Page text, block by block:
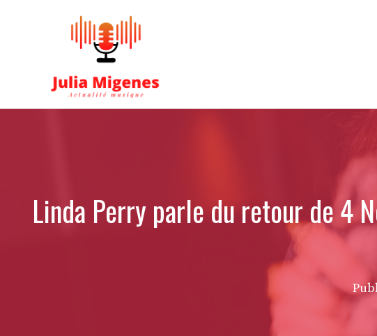
Linda Perry parle du retour de 4